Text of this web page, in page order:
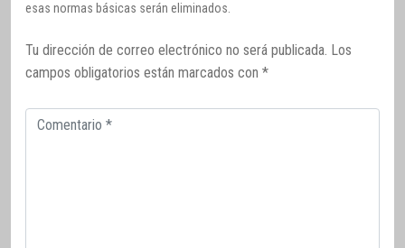
esas normas básicas serán eliminados.
Tu dirección de correo electrónico no será publicada. Los
campos obligatorios están marcados con *
Comentario